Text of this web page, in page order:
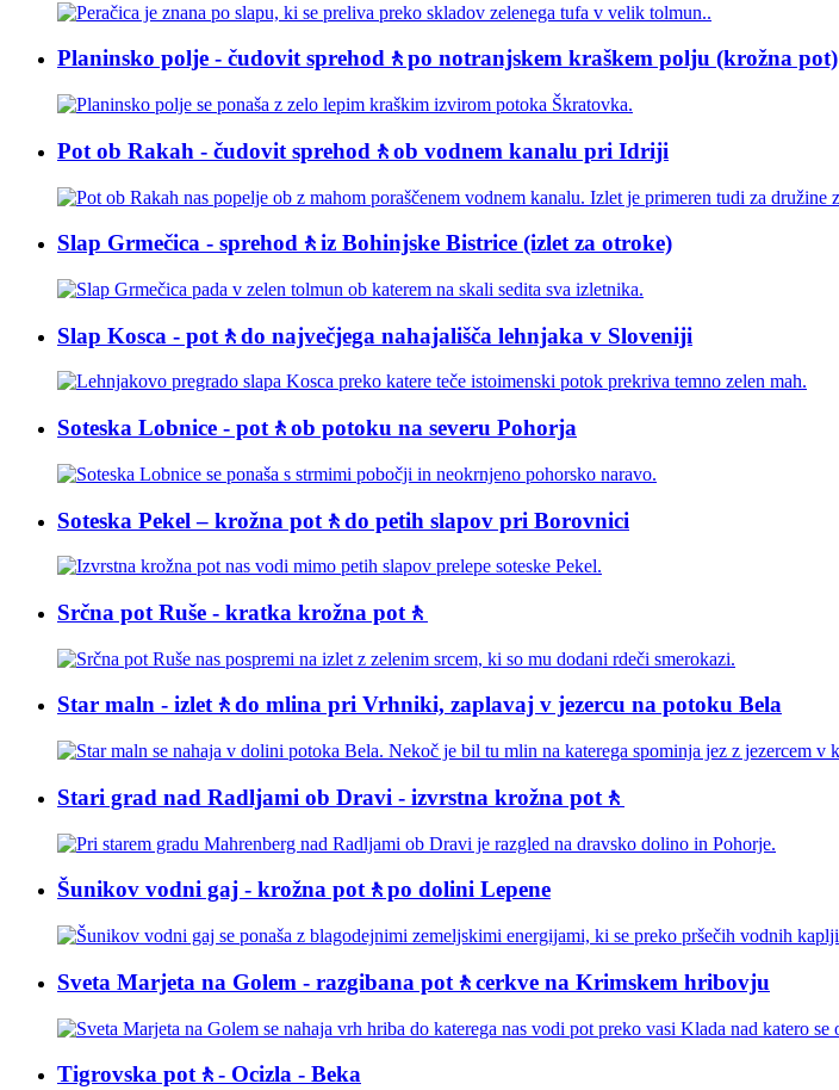
Planinsko polje - čudovit sprehod🚶po notranjskem kraškem polju (krožna pot)
Pot ob Rakah - čudovit sprehod🚶ob vodnem kanalu pri Idriji
Slap Grmečica - sprehod🚶iz Bohinjske Bistrice (izlet za otroke)
Slap Kosca - pot🚶do največjega nahajališča lehnjaka v Sloveniji
Soteska Lobnice - pot🚶ob potoku na severu Pohorja
Soteska Pekel – krožna pot🚶do petih slapov pri Borovnici
Srčna pot Ruše - kratka krožna pot🚶
Star maln - izlet🚶do mlina pri Vrhniki, zaplavaj v jezercu na potoku Bela
Stari grad nad Radljami ob Dravi - izvrstna krožna pot🚶
Šunikov vodni gaj - krožna pot🚶po dolini Lepene
Sveta Marjeta na Golem - razgibana pot🚶cerkve na Krimskem hribovju
Tigrovska pot🚶- Ocizla - Beka